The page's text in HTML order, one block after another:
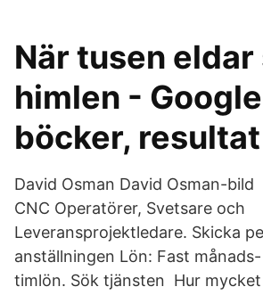
När tusen
himlen - Google
böcker, resultat
David Osman David Osman-bild
CNC Operatörer, Svetsare och
Leveransprojektledare. Skicka
anställningen Lön: Fast
timlön. Sök tjänsten Hur